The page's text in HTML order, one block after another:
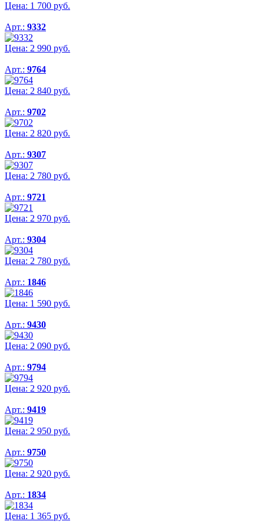
Цена: 1 700 руб.
Арт.: 9332
Цена: 2 990 руб.
Арт.: 9764
Цена: 2 840 руб.
Арт.: 9702
Цена: 2 820 руб.
Арт.: 9307
Цена: 2 780 руб.
Арт.: 9721
Цена: 2 970 руб.
Арт.: 9304
Цена: 2 780 руб.
Арт.: 1846
Цена: 1 590 руб.
Арт.: 9430
Цена: 2 090 руб.
Арт.: 9794
Цена: 2 920 руб.
Арт.: 9419
Цена: 2 950 руб.
Арт.: 9750
Цена: 2 920 руб.
Арт.: 1834
Цена: 1 365 руб.